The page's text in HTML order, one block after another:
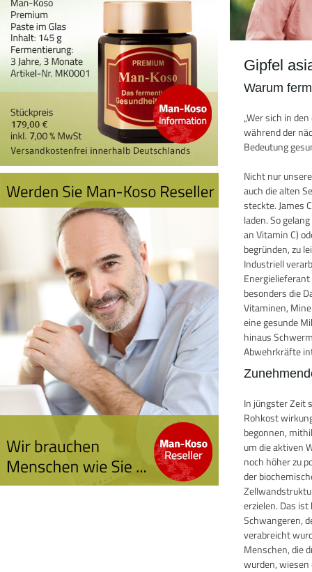
Gipfel
Warum
„Wer sich in
während der
Bedeutung
Nicht nur
auch die alten
steckte. James
laden. So
an Vitamin C)
begründen, zu
Industriell
besonders die
Vitaminen,
eine gesunde
hinaus
Abwehrkräfte
In jüngster Zeit
Rohkost
begonnen,
um die aktiven
noch höher zu
der
erzielen. Das
Schwangeren,
verabreicht
Menschen, die
wurden, wiesen